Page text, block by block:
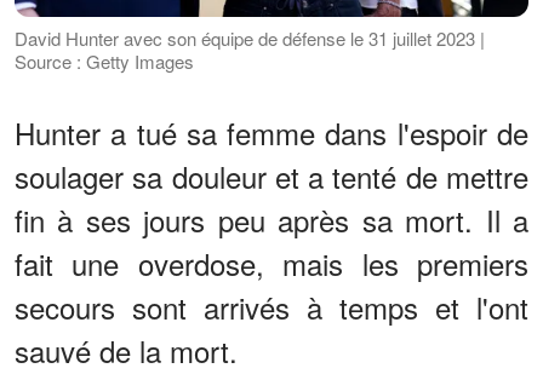
David Hunter avec son équipe de défense le 31 juillet 2023 |
Source : Getty Images
Hunter a tué sa femme dans l'espoir de
soulager sa douleur et a tenté de mettre
fin à ses jours peu après sa mort. Il a
fait une overdose, mais les premiers
secours sont arrivés à temps et l'ont
sauvé de la mort.